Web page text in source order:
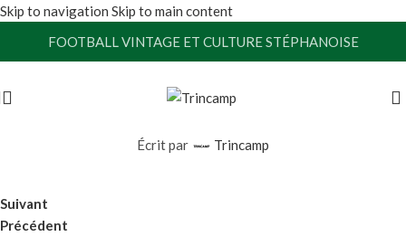
Skip to navigation Skip to main content
FOOTBALL VINTAGE ET CULTURE STÉPHANOISE
Écrit par Trincamp
Suivant
Précédent